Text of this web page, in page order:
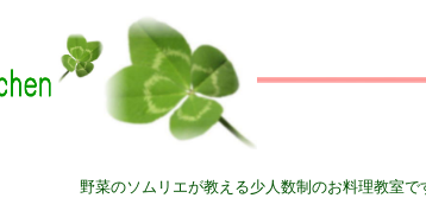
野菜のソムリエが教える少人数制のお料理教室で